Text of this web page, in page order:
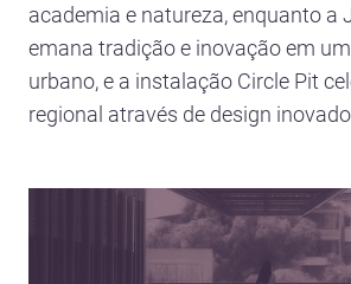
academia e natureza, enquanto a
emana tradição e inovação em
urbano, e a instalação Circle Pit
regional através de design